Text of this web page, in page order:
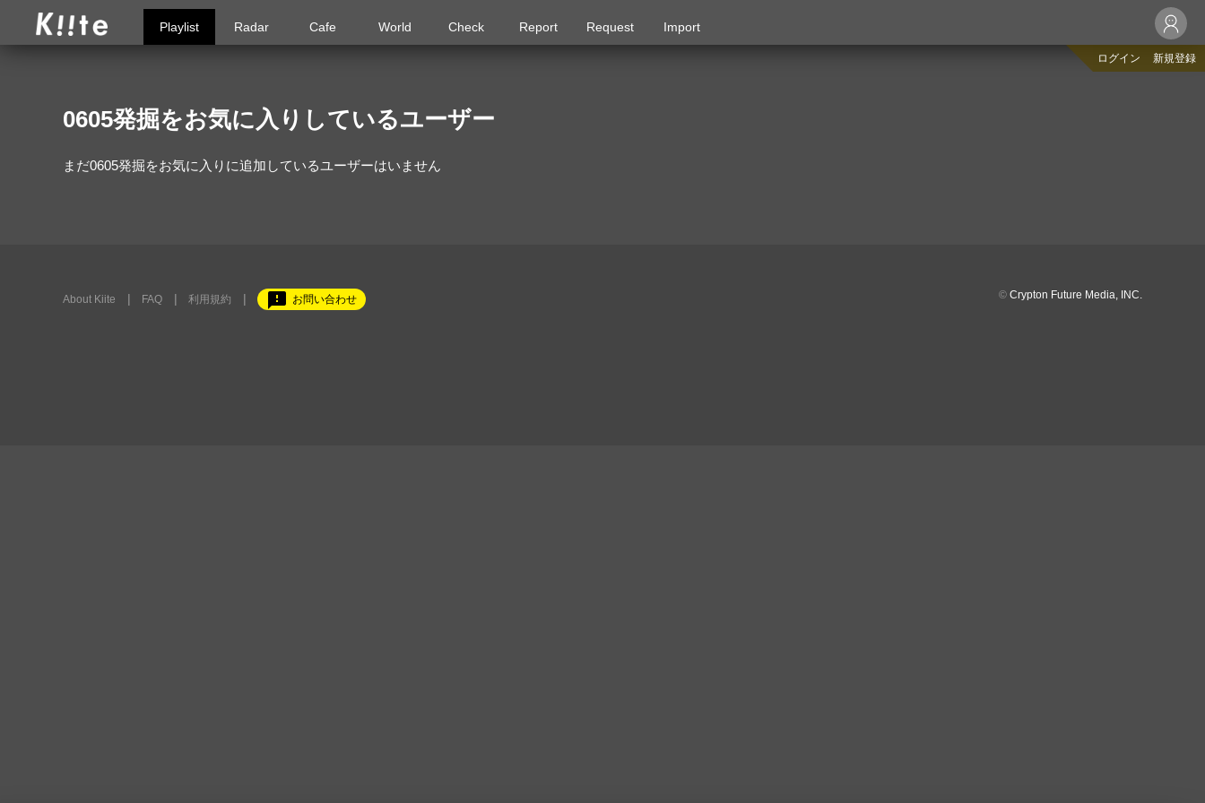
Playlist Radar Cafe World Check Report Request Import
ログイン 新規登録
0605発掘をお気に入りしているユーザー
まだ0605発掘をお気に入りに追加しているユーザーはいません
About Kiite FAQ 利用規約 feedback お問い合わせ © Crypton Future Media, INC.